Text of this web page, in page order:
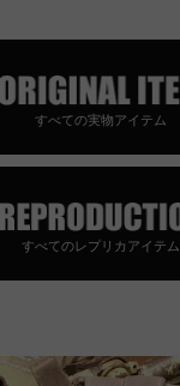
すべての実物アイテム
すべてのレプリカアイテム